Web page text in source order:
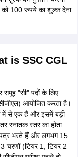
को 100 रुपये का शुल्क देना
is SSC CGL
समूह "सी" पदों के लिए
आयोजित करता है।
में से एक है और इसमें बड़ी
स्नातक स्तर का होता
भरते हैं और लगभग 15
चरणों (टियर 1, टियर 2